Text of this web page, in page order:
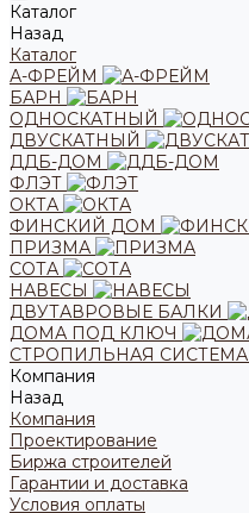
Каталог
Назад
Каталог
А-ФРЕЙМ
БАРН
ОДНОСКАТНЫЙ
ДВУСКАТНЫЙ
ДДБ-ДОМ
ФЛЭТ
ОКТА
ФИНСКИЙ ДОМ
ПРИЗМА
СОТА
НАВЕСЫ
ДВУТАВРОВЫЕ БАЛКИ
ДОМА ПОД КЛЮЧ
СТРОПИЛЬНАЯ СИСТЕМА
Компания
Назад
Компания
Проектирование
Биржа строителей
Гарантии и доставка
Условия оплаты